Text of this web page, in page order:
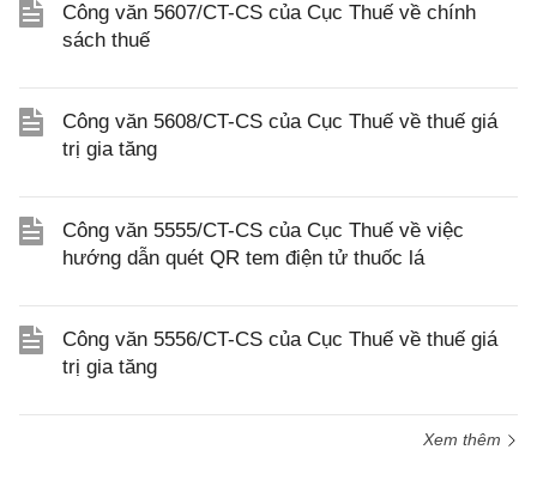
Công văn 5607/CT-CS của Cục Thuế về chính
sách thuế
Công văn 5608/CT-CS của Cục Thuế về thuế giá
trị gia tăng
Công văn 5555/CT-CS của Cục Thuế về việc
hướng dẫn quét QR tem điện tử thuốc lá
Công văn 5556/CT-CS của Cục Thuế về thuế giá
trị gia tăng
Xem thêm